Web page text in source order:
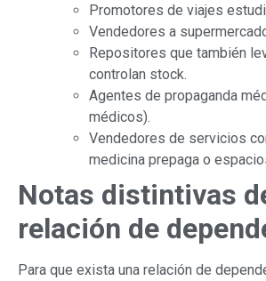
Promotores de viajes
Vendedores a
Repositores que también
controlan stock.
Agentes de propaganda
médicos).
Vendedores de servicios
medicina prepaga o
Notas distintivas
relación de
Para que exista una relación de